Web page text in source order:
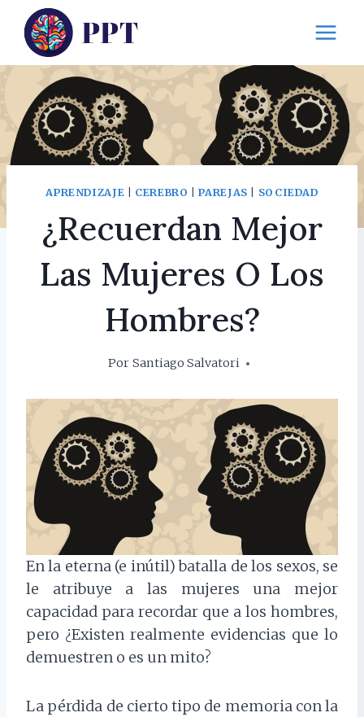
Saltar
contenido
APRENDIZAJE CEREBRO |PAREJAS SOCIEDAD
¿Recuerdan Mejor
Las Mujeres O Los
Hombres?
Por Santiago Salvatori
14 febrero, 2017
En la eterna (e inútil) batalla de los sexos, se
le atribuye a las mujeres una mejor
capacidad para recordar que a los hombres,
pero ¿Existen realmente evidencias que lo
demuestren o es un mito?
La pérdida de cierto tipo de memoria con la